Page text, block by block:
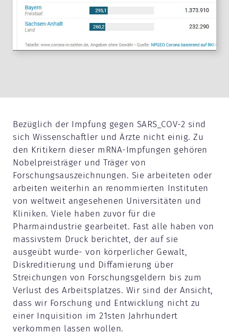
Bezüglich der Impfung gegen SARS_COV-2 sind
sich Wissenschaftler und Ärzte nicht einig. Zu
den Kritikern dieser mRNA-Impfungen gehören
Nobelpreisträger und Träger von
Forschungsauszeichnungen. Sie arbeiteten oder
arbeiten weiterhin an renommierten Instituten
von weltweit angesehenen Universitäten und
Kliniken. Viele haben zuvor für die
Pharmaindustrie gearbeitet. Fast alle haben von
massivstem Druck berichtet, der auf sie
ausgeübt wurde- von körperlicher Gewalt,
Diskreditierung und Diffamierung über
Streichungen von Forschungsgeldern bis zum
Verlust des Arbeitsplatzes. Wir sind der Ansicht,
dass wir Forschung und Entwicklung nicht zu
einer Inquisition im 21sten Jahrhundert
verkommen lassen wollen.